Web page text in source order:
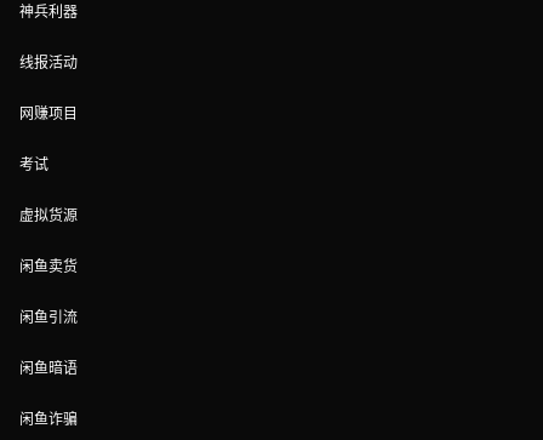
神兵利器
线报活动
网赚项目
考试
虚拟货源
闲鱼卖货
闲鱼引流
闲鱼暗语
闲鱼诈骗